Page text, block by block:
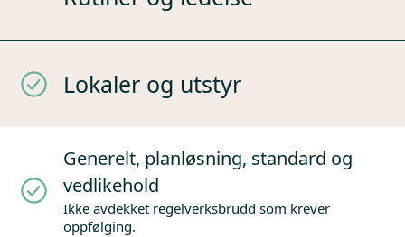
Lokaler og utstyr
Generelt, planløsning, standard og
vedlikehold
Ikke avdekket regelverksbrudd som krever
oppfølging.